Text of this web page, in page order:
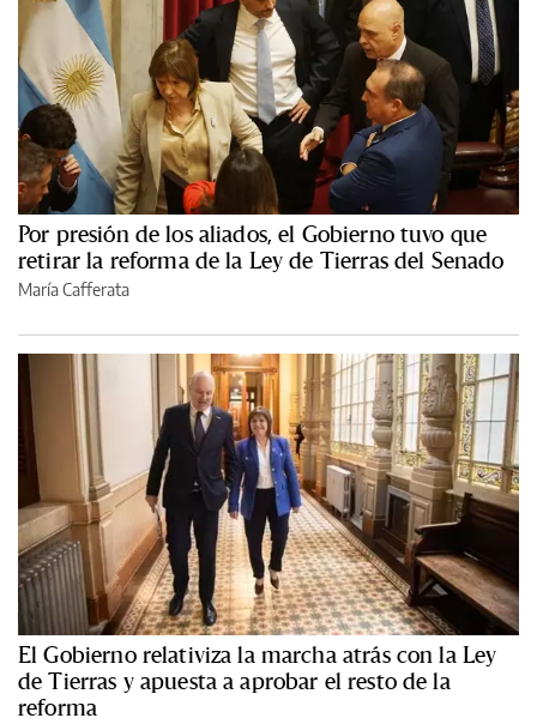
Por presión de los aliados, el Gobierno tuvo que
retirar la reforma de la Ley de Tierras del Senado
María Cafferata
El Gobierno relativiza la marcha atrás con la Ley
de Tierras y apuesta a aprobar el resto de la
reforma